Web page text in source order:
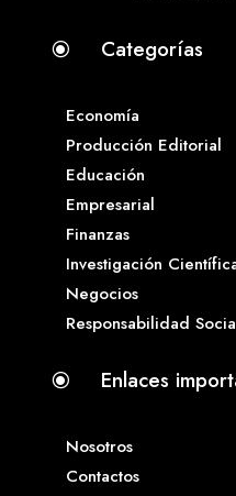
\ Categorías
Economía
Producción Editorial
Educación
Empresarial
Finanzas
Investigación
Negocios
Responsabilidad
\ Enlaces
Nosotros
Contactos